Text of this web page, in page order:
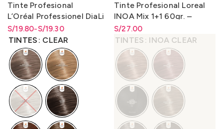
Tinte Profesional
L’Oréal Professionel DiaLi
ght 50gr.- LO3000D2
S/19.30
-
S/19.80
Rango de precios: desde
S/19.30 hasta S/19.80
Rango de precios: desde
S/19.30hastaS/19.80
TINTES CLEAR
Tinte Profesional Loreal
INOA Mix 1+1 60gr. –
LO3000N1
S/27.00
Rango de precios: desde
S/27.00hastaS/27.00
TINTES INOA CLEAR